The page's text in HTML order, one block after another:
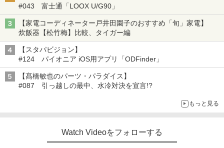
#043 富士通「LOOX U/G90」
【家電コーディネーター戸井田園子のおすすめ「旬」家電】
炊飯器【松竹梅】比較、タイガー編
【スタパビジョン】
#124 パイオニア iOS用アプリ「ODFinder」
【髙橋敏也のパーツ・パラダイス】
#087 引っ越しの最中、水冷対決を宣言!?
もっと見る
Watch Videoをフォローする